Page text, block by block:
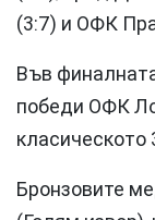
(3:7) и ОФК
Във
победи ОФК
класическото
Бронзовите